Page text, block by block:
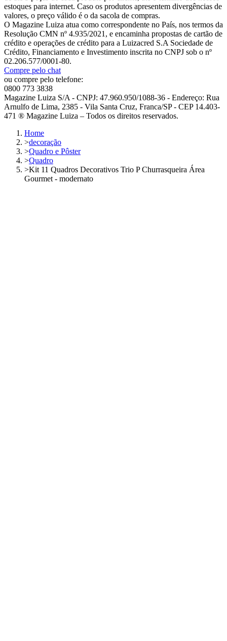
estoques para internet. Caso os produtos apresentem divergências de
valores, o preço válido é o da sacola de compras.
O Magazine Luiza atua como correspondente no País, nos termos da
Resolução CMN nº 4.935/2021, e encaminha propostas de cartão de
crédito e operações de crédito para a Luizacred S.A Sociedade de
Crédito, Financiamento e Investimento inscrita no CNPJ sob o nº
02.206.577/0001-80.
Compre pelo chat
ou compre pelo telefone:
0800 773 3838
Magazine Luiza S/A - CNPJ: 47.960.950/1088-36 - Endereço: Rua
Arnulfo de Lima, 2385 - Vila Santa Cruz, Franca/SP - CEP 14.403-
471 ® Magazine Luiza – Todos os direitos reservados.
Home
>decoração
>Quadro e Pôster
>Quadro
>Kit 11 Quadros Decorativos Trio P Churrasqueira Área
Gourmet - modernato